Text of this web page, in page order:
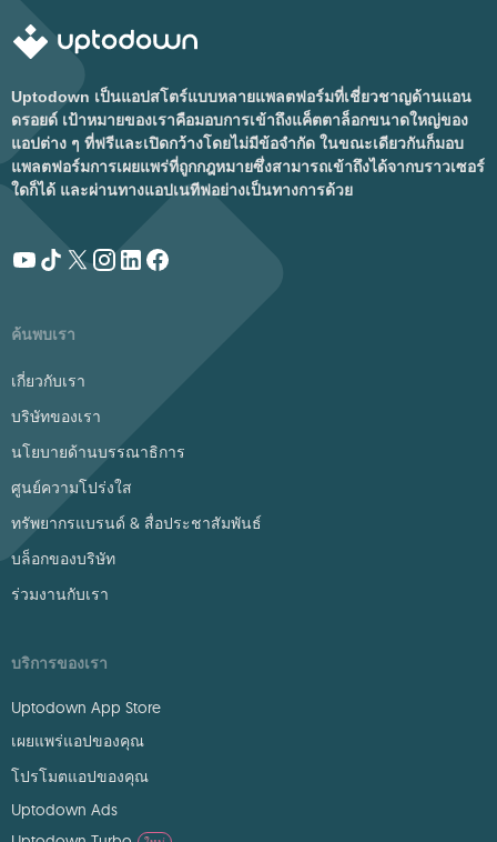
Uptodown เป็นแอปสโตร์แบบหลายแพลตฟอร์มที่เชี่ยวชาญด้านแอน
ดรอยด์ เป้าหมายของเราคือมอบการเข้าถึงแค็ตตาล็อกขนาดใหญ่ของ
แอปต่าง ๆ ที่ฟรีและเปิดกว้างโดยไม่มีข้อจำกัด ในขณะเดียวกันก็มอบ
แพลตฟอร์มการเผยแพร่ที่ถูกกฎหมายซึ่งสามารถเข้าถึงได้จากบราวเซอร์
ใดก็ได้ และผ่านทางแอปเนทีฟอย่างเป็นทางการด้วย
ค้นพบเรา
เกี่ยวกับเรา
บริษัทของเรา
นโยบายด้านบรรณาธิการ
ศูนย์ความโปร่งใส
ทรัพยากรแบรนด์ & สื่อประชาสัมพันธ์
บล็อกของบริษัท
ร่วมงานกับเรา
บริการของเรา
Uptodown App Store
เผยแพร่แอปของคุณ
โปรโมตแอปของคุณ
Uptodown Ads